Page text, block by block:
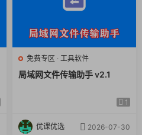
德的前提下使用，例如用于监
有的设备。
上浏览器缓存、日志文件等
除，可能无法恢复。
他人隐私权。
免费专区 · 工具软件
局域网文件传输助手 v2.1
1
优课优选 2026-07-30